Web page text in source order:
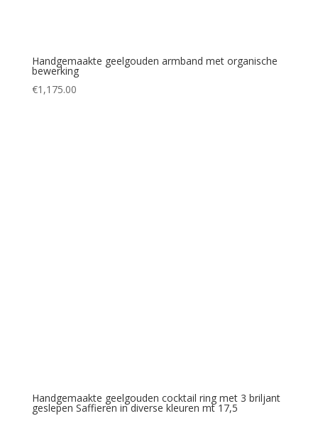
Handgemaakte geelgouden armband met organische
bewerking
€1,175.00
Handgemaakte geelgouden cocktail ring met 3 briljant
geslepen Saffieren in diverse kleuren mt 17,5